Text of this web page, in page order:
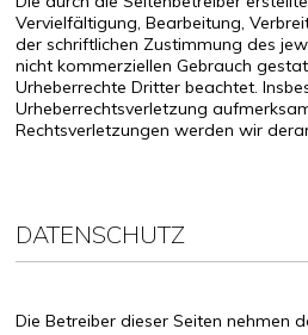
Vervielfältigung, Bearbeitung,
der schriftlichen Zustimmung des
nicht kommerziellen Gebrauch
Urheberrechte Dritter beachtet.
Urheberrechtsverletzung
Rechtsverletzungen werden wir
DATENSCHUTZ
Die Betreiber dieser Seiten nehmen